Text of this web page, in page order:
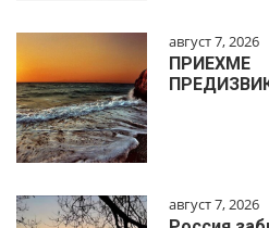
август 7, 2026
ПРИЕХМЕ
август 7, 2026